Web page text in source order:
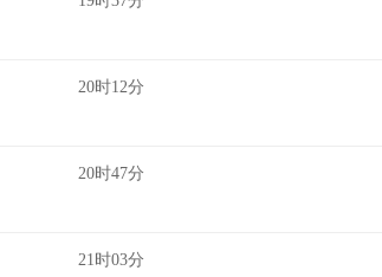
20时12分
20时47分
21时03分